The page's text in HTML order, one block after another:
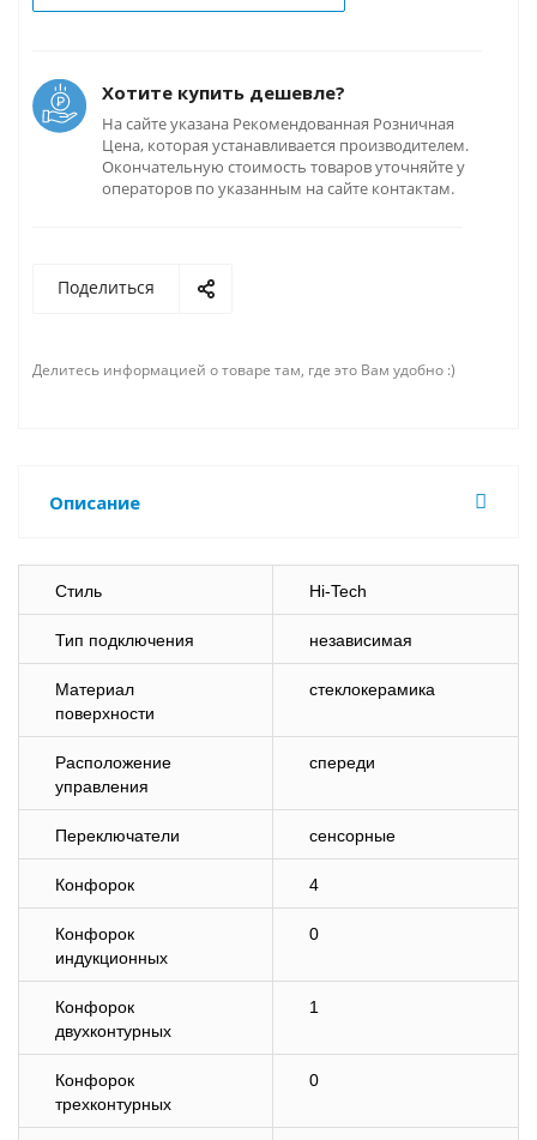
Хотите купить дешевле?
На сайте указана Рекомендованная Розничная
Цена, которая устанавливается производителем.
Окончательную стоимость товаров уточняйте у
операторов по указанным на сайте контактам.
Поделиться
Делитесь информацией о товаре там, где это Вам удобно :)
Описание
Стиль Hi-Tech
Тип подключения независимая
Материал
поверхности
стеклокерамика
Расположение
управления
спереди
Переключатели сенсорные
Конфорок 4
Конфорок
индукционных
0
Конфорок
двухконтурных
1
Конфорок
трехконтурных
0